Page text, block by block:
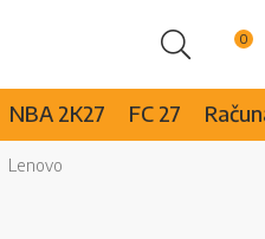
Pretraži
Skip
Content
NBA 2K27 FC 27
Lenovo